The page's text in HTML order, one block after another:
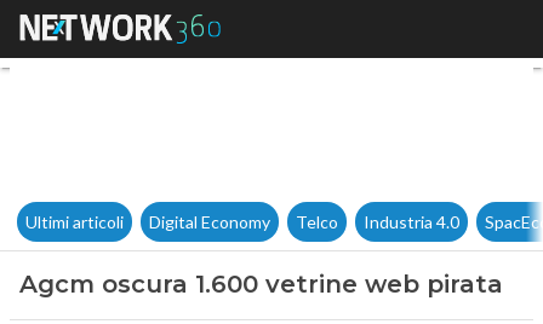
Agcm oscura 1.600 vetrine
Ultimi articoli Digital Economy Telco Industria 4.0
Agcm oscura 1.600 vetrine web pirata